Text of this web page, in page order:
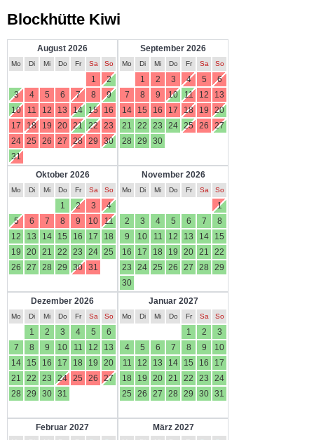
Blockhütte Kiwi
August 2026
Mo Di Mi Do Fr Sa So
1
2
3
4 5 6 7 8
9
10
11 12 13 14 15
16
17
18 19 20 21 22
23
24 25 26 27 28 29
30
31
September 2026
Mo Di Mi Do Fr Sa So
1 2 3 4 5
6
7
8 9 10 11 12
13
14
15 16 17 18 19
20
21
22 23 24 25 26
27
28
29 30
Oktober 2026
Mo Di Mi Do Fr Sa So
1 2 3
4
5
6 7 8 9 10
11
12
13 14 15 16 17
18
19
20 21 22 23 24 25
26
27 28 29 30 31
November 2026
Mo Di Mi Do Fr Sa So
1
2
3 4 5 6 7
8
9
10 11 12 13 14
15
16
17 18 19 20 21
22
23
24 25 26 27 28
29
30
Dezember 2026
Mo Di Mi Do Fr Sa So
1 2 3 4 5
6
7
8 9 10 11 12
13
14
15 16 17 18 19
20
21
22 23 24 25 26
27
28
29 30 31
Januar 2027
Mo Di Mi Do Fr Sa So
1 2
3
4
5 6 7 8 9
10
11
12 13 14 15 16
17
18
19 20 21 22 23
24
25
26 27 28 29 30 31
Februar 2027 März 2027